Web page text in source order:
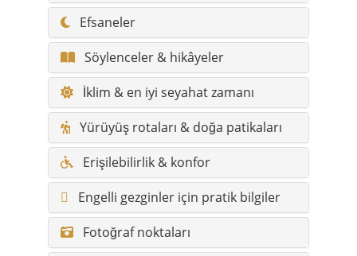
Efsaneler
Söylenceler & hikâyeler
İklim & en iyi seyahat zamanı
Yürüyüş rotaları & doğa patikaları
Erişilebilirlik & konfor
Engelli gezginler için pratik bilgiler
Fotoğraf noktaları